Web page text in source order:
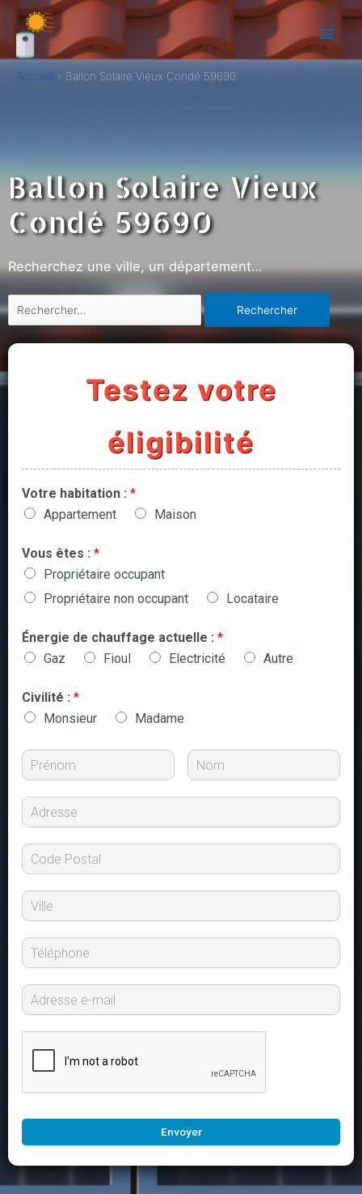
Accueil Ballon Solaire Vieux Condé 59690
Ballon Solaire Vieux
Condé 59690
Recherchez une ville, un département…
Testez votre
éligibilité
Votre habitation : *
Appartement
Maison
Vous êtes : *
Propriétaire occupant
Propriétaire non occupant
Locataire
Énergie de chauffage actuelle : *
Gaz
Fioul Electricité Autre
Civilité : *
Monsieur
Madame
Envoyer